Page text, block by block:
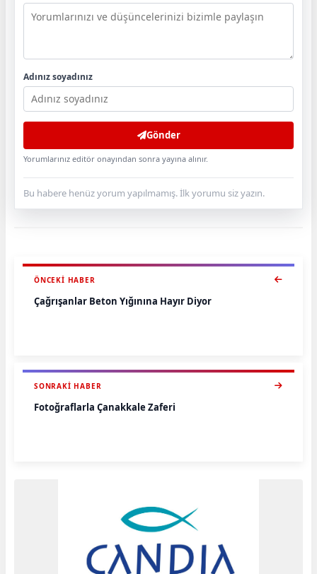
Adınız soyadınız
Gönder
Yorumlarınız editör onayından sonra yayına alınır.
Bu habere henüz yorum yapılmamış. İlk yorumu siz yazın.
ÖNCEKI HABER
Çağrışanlar Beton Yığınına Hayır Diyor
SONRAKI HABER
Fotoğraflarla Çanakkale Zaferi